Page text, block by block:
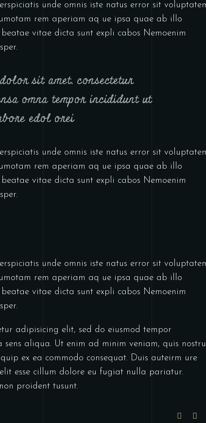
unde omnis iste natus error sit
rem aperiam aq ue ipsa quae ab illo
vitae dicta sunt expli cabos Nemoenim
sit amet, consectetur
omna tempor incididunt ut
edol orei
unde omnis iste natus error sit
rem aperiam aq ue ipsa quae ab illo
vitae dicta sunt expli cabos Nemoenim
unde omnis iste natus error sit
rem aperiam aq ue ipsa quae ab illo
vitae dicta sunt expli cabos Nemoenim
adipisicing elit, sed do eiusmod tempor
aliqua. Ut enim ad minim veniam, quis
ex ea commodo consequat. Duis auteirm ure
esse cillum dolore eu fugiat nulla pariatur.
proident tusunt.